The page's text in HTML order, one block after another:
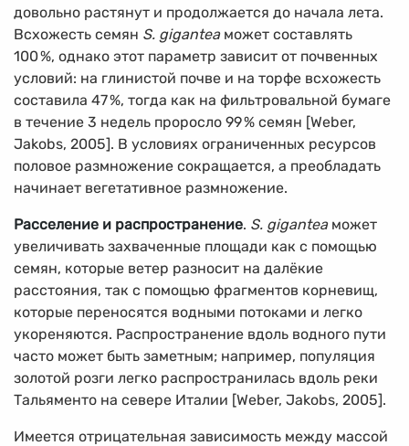
довольно растянут и продолжается до начала лета.
Всхожесть семян S. giganteaможет составлять
100%, однако этот параметр зависит от почвенных
условий: на глинистой почве и на торфе всхожесть
составила 47%, тогда как на фильтровальной бумаге
в течение 3 недель проросло 99% семян [Weber,
Jakobs, 2005]. В условиях ограниченных ресурсов
половое размножение сокращается, а преобладать
начинает вегетативное размножение.
Расселение и распространение. S. giganteaможет
увеличивать захваченные площади как с помощью
семян, которые ветер разносит на далёкие
расстояния, так с помощью фрагментов корневищ,
которые переносятся водными потоками и легко
укореняются. Распространение вдоль водного пути
часто может быть заметным; например, популяция
золотой розги легко распространилась вдоль реки
Тальяменто на севере Италии [Weber, Jakobs, 2005].
Имеется отрицательная зависимость между массой